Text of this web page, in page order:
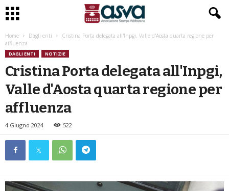
Home Dagli enti
Cristina Porta delegata all'Inpgi, Valle d'Aosta quarta regione per
affluenza
DAGLI ENTI NOTIZIE
Cristina Porta delegata all'Inpgi,
Valle d'Aosta quarta regione per
affluenza
4 Giugno 2024 522